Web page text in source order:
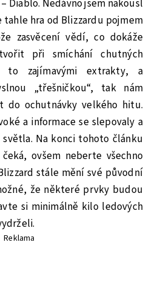
Diablo. Nedávno jsem nakousl
hra od Blizzardu pojmem
zasvěcení vědí, co dokáže
při smíchání chutných
to zajímavými extrakty, a
„třešničkou“, tak nám
do ochutnávky velkého hitu.
a informace se slepovaly a
Na konci tohoto článku
ovšem neberte všechno
stále mění své původní
že některé prvky budou
si minimálně kilo ledových
Reklama